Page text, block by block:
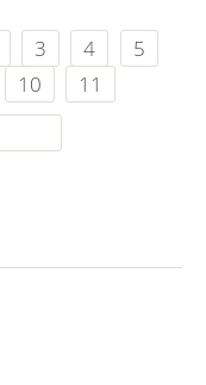
3 4
5
10
11